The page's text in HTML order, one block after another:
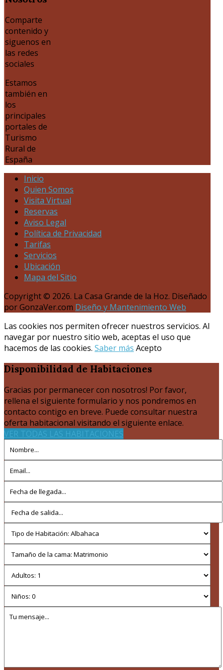
Comparte
contenido y
siguenos en
las redes
sociales
Estamos
también en
los
principales
portales de
Turismo
Rural de
España
Inicio
Quien Somos
Visita Virtual
Reservas
Aviso Legal
Política de Privacidad
Tarifas
Servicios
Ubicación
Mapa del Sitio
Copyright © 2026. La Casa Grande de la Hoz. Diseñado
por GonzaVer.com Diseño y Mantenimiento Web
Las cookies nos permiten ofrecer nuestros servicios. Al
navegar por nuestro sitio web, aceptas el uso que
hacemos de las cookies. Saber más Acepto
Disponibilidad de Habitaciones
Gracias por permanecer con nosotros! Por favor,
rellena el siguiente formulario y nos pondremos en
contacto contigo en breve. Puede consultar nuestra
oferta habitacional visitando el siguiente enlace.
VER TODAS LAS HABITACIONES